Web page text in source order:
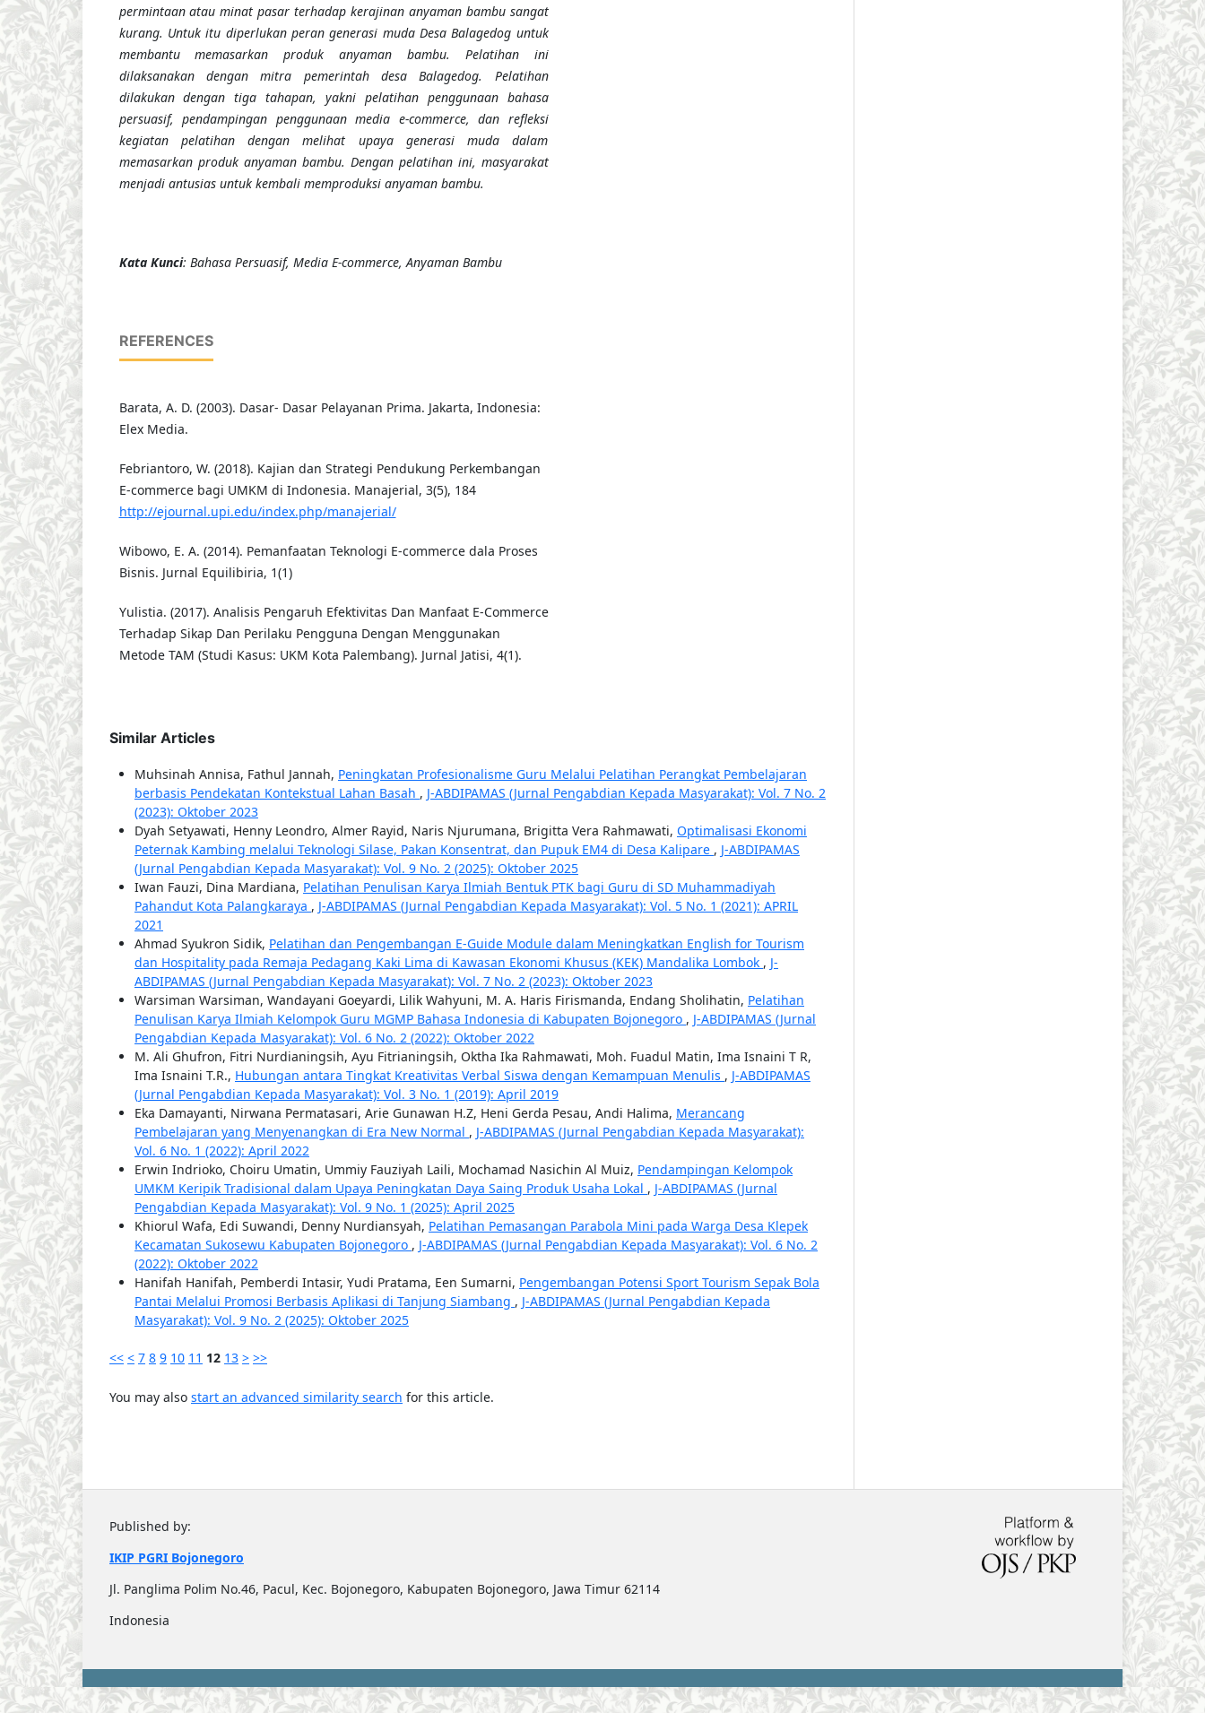
permintaan atau minat pasar terhadap kerajinan anyaman bambu sangat
kurang. Untuk itu diperlukan peran generasi muda Desa Balagedog untuk
membantu memasarkan produk anyaman bambu. Pelatihan ini
dilaksanakan dengan mitra pemerintah desa Balagedog. Pelatihan
dilakukan dengan tiga tahapan, yakni pelatihan penggunaan bahasa
persuasif, pendampingan penggunaan media e-commerce, dan refleksi
kegiatan pelatihan dengan melihat upaya generasi muda dalam
memasarkan produk anyaman bambu. Dengan pelatihan ini, masyarakat
menjadi antusias untuk kembali memproduksi anyaman bambu.
Kata Kunci: Bahasa Persuasif, Media E-commerce, Anyaman Bambu
REFERENCES
Barata, A. D. (2003). Dasar- Dasar Pelayanan Prima. Jakarta, Indonesia:
Elex Media.
Febriantoro, W. (2018). Kajian dan Strategi Pendukung Perkembangan
E-commerce bagi UMKM di Indonesia. Manajerial, 3(5), 184
http://ejournal.upi.edu/index.php/manajerial/
Wibowo, E. A. (2014). Pemanfaatan Teknologi E-commerce dala Proses
Bisnis. Jurnal Equilibiria, 1(1)
Yulistia. (2017). Analisis Pengaruh Efektivitas Dan Manfaat E-Commerce
Terhadap Sikap Dan Perilaku Pengguna Dengan Menggunakan
Metode TAM (Studi Kasus: UKM Kota Palembang). Jurnal Jatisi, 4(1).
Similar Articles
Muhsinah Annisa, Fathul Jannah, Peningkatan Profesionalisme Guru Melalui Pelatihan Perangkat Pembelajaran
berbasis Pendekatan Kontekstual Lahan Basah , J-ABDIPAMAS (Jurnal Pengabdian Kepada Masyarakat): Vol. 7 No. 2
(2023): Oktober 2023
Dyah Setyawati, Henny Leondro, Almer Rayid, Naris Njurumana, Brigitta Vera Rahmawati, Optimalisasi Ekonomi
Peternak Kambing melalui Teknologi Silase, Pakan Konsentrat, dan Pupuk EM4 di Desa Kalipare , J-ABDIPAMAS
(Jurnal Pengabdian Kepada Masyarakat): Vol. 9 No. 2 (2025): Oktober 2025
Iwan Fauzi, Dina Mardiana, Pelatihan Penulisan Karya Ilmiah Bentuk PTK bagi Guru di SD Muhammadiyah
Pahandut Kota Palangkaraya , J-ABDIPAMAS (Jurnal Pengabdian Kepada Masyarakat): Vol. 5 No. 1 (2021): APRIL
2021
Ahmad Syukron Sidik, Pelatihan dan Pengembangan E-Guide Module dalam Meningkatkan English for Tourism
dan Hospitality pada Remaja Pedagang Kaki Lima di Kawasan Ekonomi Khusus (KEK) Mandalika Lombok , J-
ABDIPAMAS (Jurnal Pengabdian Kepada Masyarakat): Vol. 7 No. 2 (2023): Oktober 2023
Warsiman Warsiman, Wandayani Goeyardi, Lilik Wahyuni, M. A. Haris Firismanda, Endang Sholihatin, Pelatihan
Penulisan Karya Ilmiah Kelompok Guru MGMP Bahasa Indonesia di Kabupaten Bojonegoro , J-ABDIPAMAS (Jurnal
Pengabdian Kepada Masyarakat): Vol. 6 No. 2 (2022): Oktober 2022
M. Ali Ghufron, Fitri Nurdianingsih, Ayu Fitrianingsih, Oktha Ika Rahmawati, Moh. Fuadul Matin, Ima Isnaini T R,
Ima Isnaini T.R., Hubungan antara Tingkat Kreativitas Verbal Siswa dengan Kemampuan Menulis , J-ABDIPAMAS
(Jurnal Pengabdian Kepada Masyarakat): Vol. 3 No. 1 (2019): April 2019
Eka Damayanti, Nirwana Permatasari, Arie Gunawan H.Z, Heni Gerda Pesau, Andi Halima, Merancang
Pembelajaran yang Menyenangkan di Era New Normal , J-ABDIPAMAS (Jurnal Pengabdian Kepada Masyarakat):
Vol. 6 No. 1 (2022): April 2022
Erwin Indrioko, Choiru Umatin, Ummiy Fauziyah Laili, Mochamad Nasichin Al Muiz, Pendampingan Kelompok
UMKM Keripik Tradisional dalam Upaya Peningkatan Daya Saing Produk Usaha Lokal , J-ABDIPAMAS (Jurnal
Pengabdian Kepada Masyarakat): Vol. 9 No. 1 (2025): April 2025
Khiorul Wafa, Edi Suwandi, Denny Nurdiansyah, Pelatihan Pemasangan Parabola Mini pada Warga Desa Klepek
Kecamatan Sukosewu Kabupaten Bojonegoro , J-ABDIPAMAS (Jurnal Pengabdian Kepada Masyarakat): Vol. 6 No. 2
(2022): Oktober 2022
Hanifah Hanifah, Pemberdi Intasir, Yudi Pratama, Een Sumarni, Pengembangan Potensi Sport Tourism Sepak Bola
Pantai Melalui Promosi Berbasis Aplikasi di Tanjung Siambang , J-ABDIPAMAS (Jurnal Pengabdian Kepada
Masyarakat): Vol. 9 No. 2 (2025): Oktober 2025
<< < 7 8 9 10 11 12 13 > >>
You may also start an advanced similarity search for this article.
Published by:
IKIP PGRI Bojonegoro
Jl. Panglima Polim No.46, Pacul, Kec. Bojonegoro, Kabupaten Bojonegoro, Jawa Timur 62114
Indonesia